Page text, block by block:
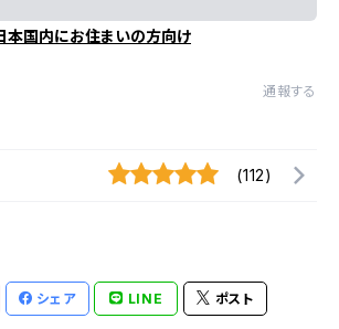
本国内にお住まいの方向け
通報する
(112)
シェア LINE ポスト